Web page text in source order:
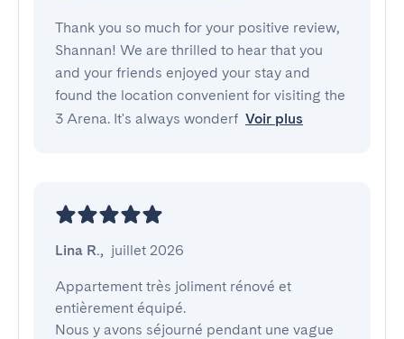
Thank you so much for your positive review,
Shannan! We are thrilled to hear that you
and your friends enjoyed your stay and
found the location convenient for visiting the
3 Arena. It's always wonderf Voir plus
Lina R., juillet 2026
Appartement très joliment rénové et
entièrement équipé.
Nous y avons séjourné pendant une vague